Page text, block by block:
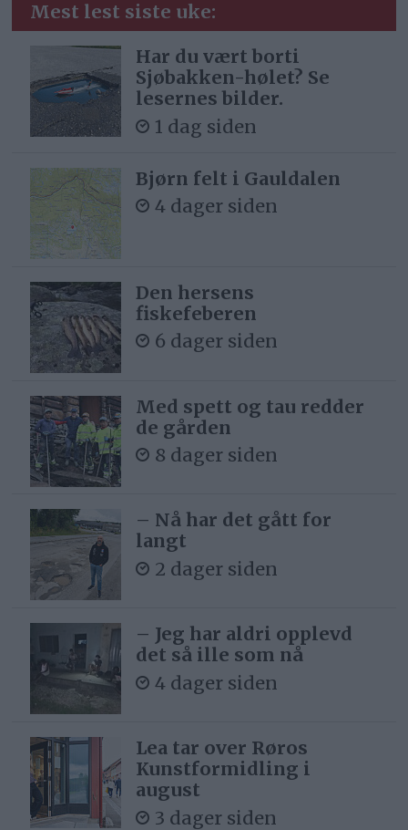
Mest lest siste uke:
Har du vært borti
Sjøbakken-hølet? Se
lesernes bilder.
1 dag siden
Bjørn felt i Gauldalen
4 dager siden
Den hersens
fiskefeberen
6 dager siden
Med spett og tau redder
de gården
8 dager siden
– Nå har det gått for
langt
2 dager siden
– Jeg har aldri opplevd
det så ille som nå
4 dager siden
Lea tar over Røros
Kunstformidling i
august
3 dager siden